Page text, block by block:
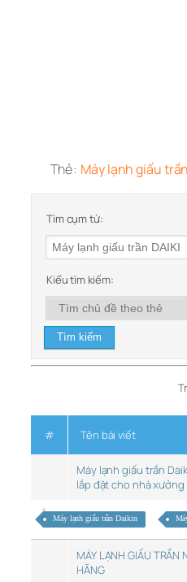
Thẻ: Máy lạnh giấu
Tìm cụm từ:
Kiểu tìm kiếm:
# Tên bài viết
Máy lạnh giấu trần
lắp đặt cho nhà xưởng
Máy lạnh giấu trần Daikin
MÁY LẠNH GIẤU TRẦN
HÃNG